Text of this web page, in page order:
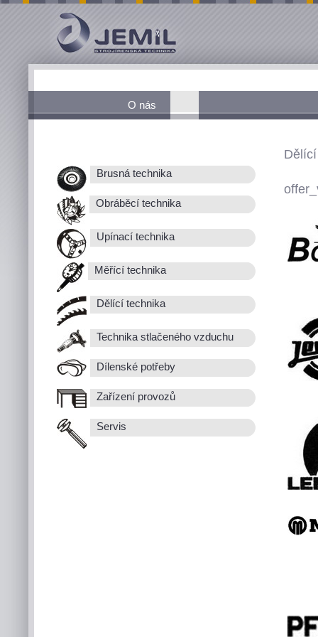
O nás
Brusná technika
Obráběcí technika
Upínací technika
Měřící technika
Dělící technika
Technika stlačeného vzduchu
Dílenské potřeby
Zařízení provozů
Servis